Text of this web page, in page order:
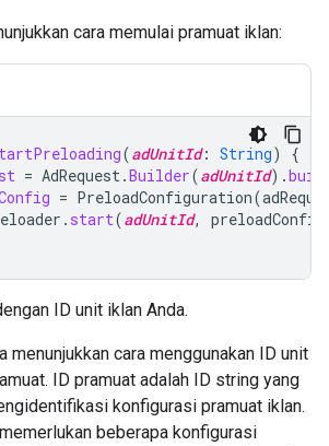
cara memulai pramuat iklan:
(adUnitId: String)
{
= AdRequest.Builder(adUnitId).
= PreloadConfiguration(
. start(adUnitId, preloadConfig
ID unit iklan Anda.
menunjukkan cara menggunakan ID unit
ID pramuat adalah ID string yang
konfigurasi pramuat iklan.
beberapa konfigurasi